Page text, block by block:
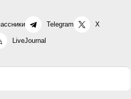
Telegram X
LiveJournal